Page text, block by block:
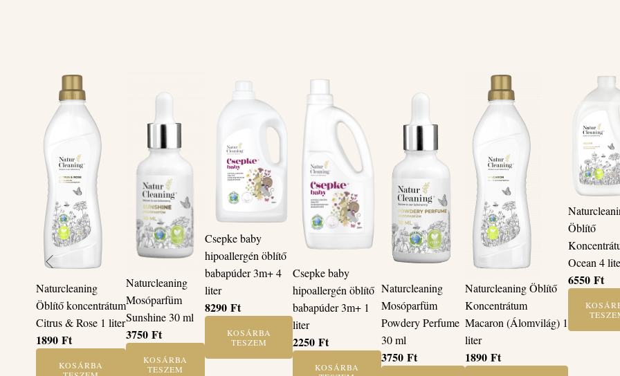
Naturcleaning
Öblítő koncentrátum
Citrus & Rose 1 liter
1890 Ft
KOSÁRBA
Naturcleaning
Mosóparfüm
Sunshine 30 ml
3750Ft
KOSÁRBA
TESZEM
Csepke baby
hipoallergén öblítő
babapúder 3m+ 4
liter
8290Ft
KOSÁRBA
TESZEM
Csepke baby
hipoallergén öblítő
babapúder 3m+ 1
liter
2250Ft
KOSÁRBA
Naturcleaning
Mosóparfüm
Powdery Perfume
30 ml
3750 Ft
Naturcleaning Öblítő
Koncentrátum
Macaron (Álomvilág) 1
liter
1890 Ft
Öblítő
Ocean 4
6550Ft